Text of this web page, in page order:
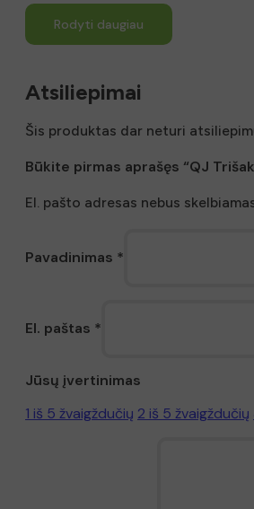
Rodyti daugiau
Atsiliepimai
Šis produktas dar neturi
Būkite pirmas aprašęs “QJ
El. pašto adresas nebus
Pavadinimas *
El. paštas *
Jūsų įvertinimas
1 iš 5 žvaigždučių 2 iš 5 žvaigždučių